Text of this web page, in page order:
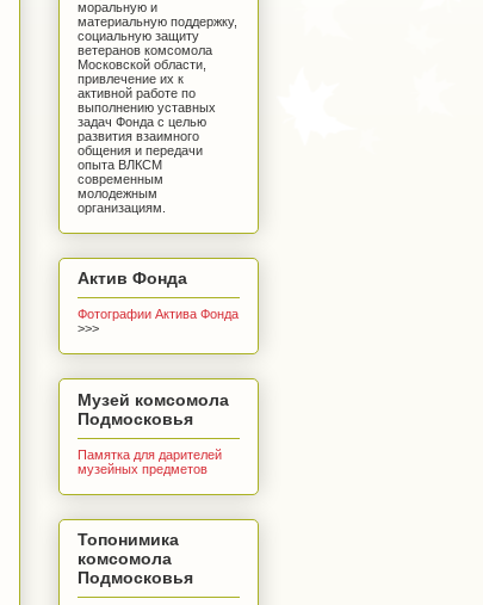
моральную и
материальную поддержку,
социальную защиту
ветеранов комсомола
Московской области,
привлечение их к
активной работе по
выполнению уставных
задач Фонда с целью
развития взаимного
общения и передачи
опыта ВЛКСМ
современным
молодежным
организациям.
Актив Фонда
Фотографии Актива Фонда
>>>
Музей комсомола
Подмосковья
Памятка для дарителей
музейных предметов
Топонимика
комсомола
Подмосковья